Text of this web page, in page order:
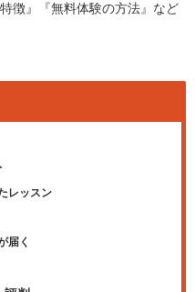
徴』『無料体験の方法』など
レッスン
届く